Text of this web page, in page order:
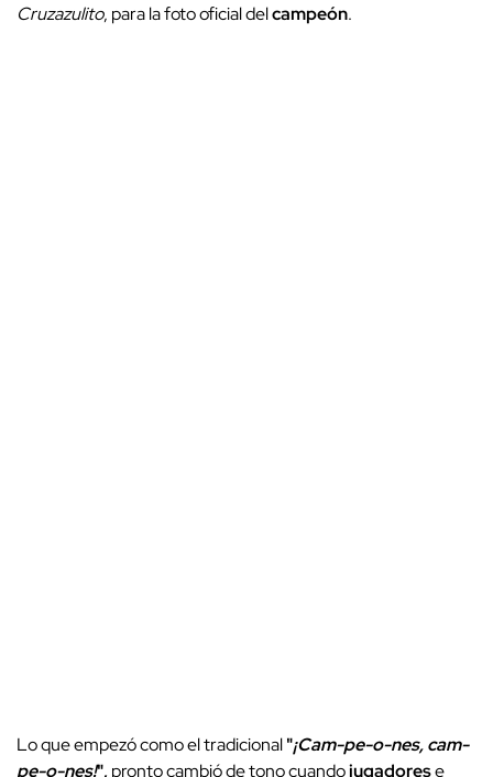
Cruzazulito, para la foto oficial delcampeón.
Lo que empezó como el tradicional"¡Cam-pe-o-nes, cam-
pe-o-nes!", pronto cambió de tono cuandojugadorese